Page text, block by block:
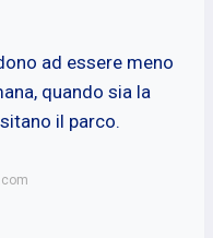
ad essere meno
quando sia la
il parco.